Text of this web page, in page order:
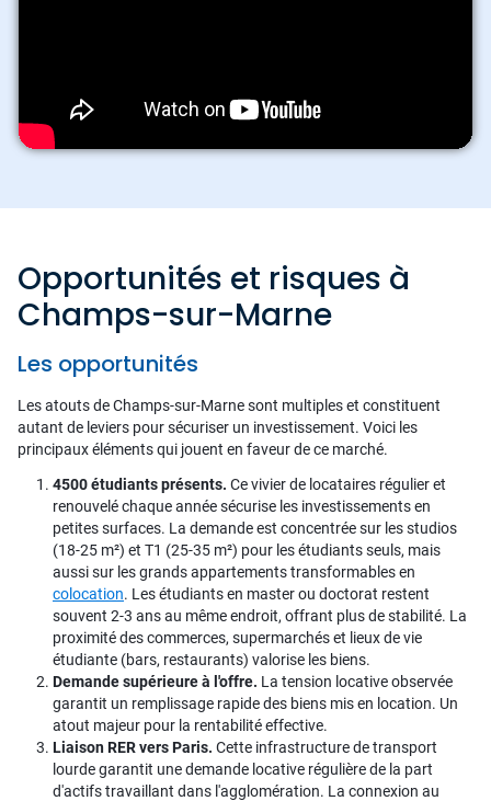
Opportunités et risques à
Champs-sur-Marne
Les opportunités
Les atouts de Champs-sur-Marne sont multiples et constituent
autant de leviers pour sécuriser un investissement. Voici les
principaux éléments qui jouent en faveur de ce marché.
4500 étudiants présents. Ce vivier de locataires régulier et
renouvelé chaque année sécurise les investissements en
petites surfaces. La demande est concentrée sur les studios
(18-25 m²) et T1 (25-35 m²) pour les étudiants seuls, mais
aussi sur les grands appartements transformables en
colocation. Les étudiants en master ou doctorat restent
souvent 2-3 ans au même endroit, offrant plus de stabilité. La
proximité des commerces, supermarchés et lieux de vie
étudiante (bars, restaurants) valorise les biens.
Demande supérieure à l'offre. La tension locative observée
garantit un remplissage rapide des biens mis en location. Un
atout majeur pour la rentabilité effective.
Liaison RER vers Paris. Cette infrastructure de transport
lourde garantit une demande locative régulière de la part
d'actifs travaillant dans l'agglomération. La connexion au